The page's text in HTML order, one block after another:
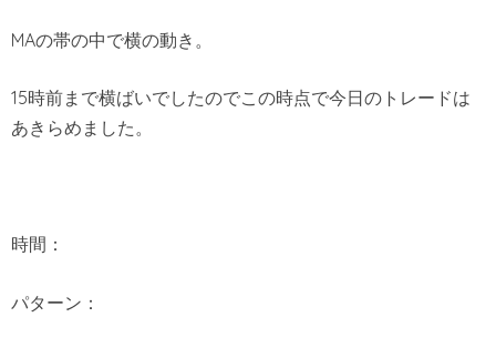
MAの帯の中で横の動き。
15時前まで横ばいでしたのでこの時点で今日のトレードは
あきらめました。
時間：
パターン：